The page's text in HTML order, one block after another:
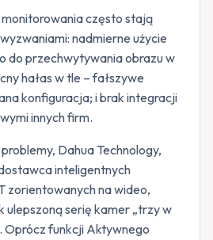
często stają
nadmierne użycie
do przechwytywania obrazu w
hałas w tle – fałszywe
konfiguracja; i brak integracji
innych firm.
Dahua Technology,
inteligentnych
zorientowanych na wideo,
ulepszoną serię kamer „trzy w
Oprócz funkcji Aktywnego